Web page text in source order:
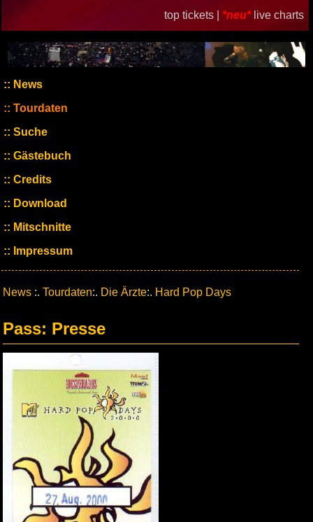
top tickets | *neu* live charts
News
Tourdaten
Suche
Gästebuch
Credits
Download
Mitschnitte
Impressum
News :. Tourdaten:. Die Ärzte:. Hard Pop Days
Pass: Presse